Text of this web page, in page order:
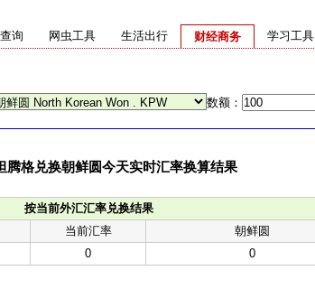
询 网虫工具 生活出行
财经商务
学习工具
数额：
腾格兑换朝鲜圆今天实时汇率换算结果
按当前外汇汇率兑换结果
当前汇率
朝鲜圆
0 0